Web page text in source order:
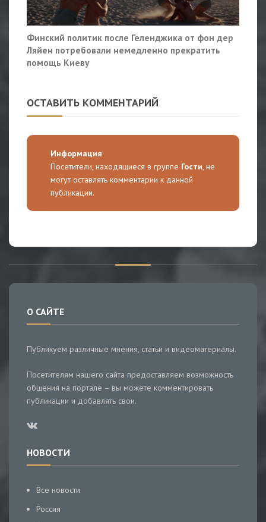
Финский политик после Геленджика от фон дер
Ляйен потребовали немедленно прекратить
помощь Киеву
ОСТАВИТЬ КОММЕНТАРИЙ
Информация
Посетители, находящиеся в группе Гости, не
могут оставлять комментарии к данной
публикации.
О САЙТЕ
Публикуем различные мнения, статьи и видеоматериалы.
Посетителям нашего сайта предоставляем возможность
общения на портале – вы можете комментировать
публикации и добавлять свои.
НОВОСТИ
Все новости
Россия